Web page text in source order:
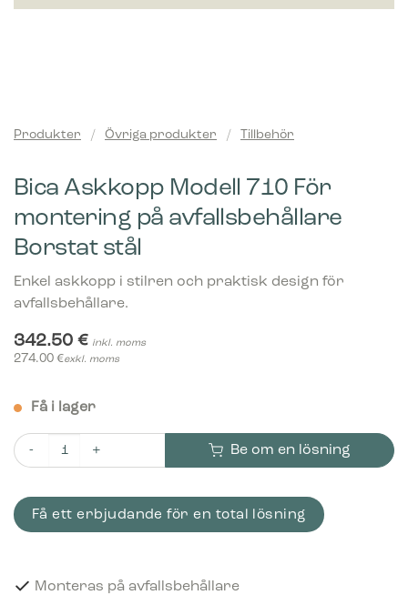
Produkter / Övriga produkter / Tillbehör
Bica Askkopp Modell 710 För
montering på avfallsbehållare
Borstat stål
Enkel askkopp i stilren och praktisk design för
avfallsbehållare.
342.50 € inkl. moms
274.00 €exkl. moms
Få i lager
Bica Askkopp Modell 710 För montering på avfallsbehållare
Be om en lösning
Få ett erbjudande för en total lösning
Monteras på avfallsbehållare